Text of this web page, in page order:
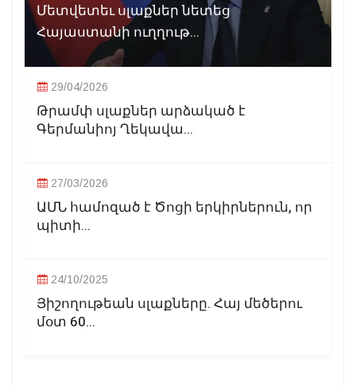
Մետվետեւ սլաքներ նետեց
Հայաստանի ուղղութ...
29/04/2026
Թրամփ սլաքներ արձակած է
Գերմանիոյ Ղեկավա...
27/03/2026
ԱՄՆ համոզած է Ծոցի երկիրներուն, որ
պիտի...
24/10/2025
Յիշողութեան սլաքները. Հայ մեծերու
մօտ 60...